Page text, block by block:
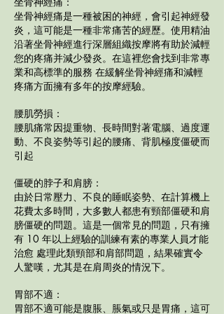
坐骨神經痛是一種被困的神經，會引起神經發
炎，這可能是一種非常痛苦的經歷。使用精油
沿著坐骨神經進行深層組織按摩將有助於減輕
您的疼痛并減少發炎。在這裡您會找到非常專
業和高標準的服務 在緩解坐骨神經痛和減輕
疼痛方面擁有多年的按摩經驗。
腰肌勞損：
腰肌痛常因提重物、長時間對著電腦、過度運
動、不良姿勢等引起的腰痛、背肌極度僵硬而
引起
僵硬的脖子和肩膀：
由於日常壓力、不良的睡眠姿勢、在計算機上
花費太多時間，大多數人都患有頸部僵硬和肩
膀僵硬的問題。這是一個常見的問題，只有擁
有 10 年以上經驗的訓練有素的專業人員才能
治愈 處理此類頸部和肩部問題，結果確實令
人驚嘆，尤其是在肩周炎的情況下。
胃部不適：
胃部不適可能是腹脹、脹氣或只是胃痛，這可